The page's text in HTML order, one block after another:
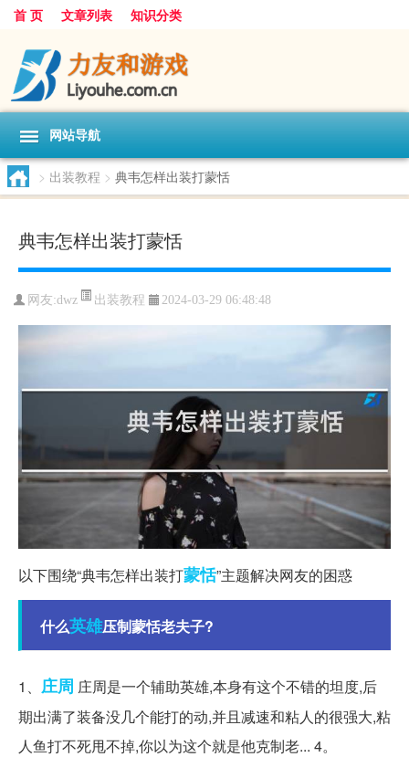
首 页 文章列表 知识分类
网站导航
> 出装教程 > 典韦怎样出装打蒙恬
典韦怎样出装打蒙恬
网友:dwz 出装教程 2024-03-29 06:48:48
以下围绕“典韦怎样出装打蒙恬”主题解决网友的困惑
什么英雄压制蒙恬老夫子?
1、 庄周 庄周是一个辅助英雄,本身有这个不错的坦度,后
期出满了装备没几个能打的动,并且减速和粘人的很强大,粘
人鱼打不死甩不掉,你以为这个就是他克制老... 4。